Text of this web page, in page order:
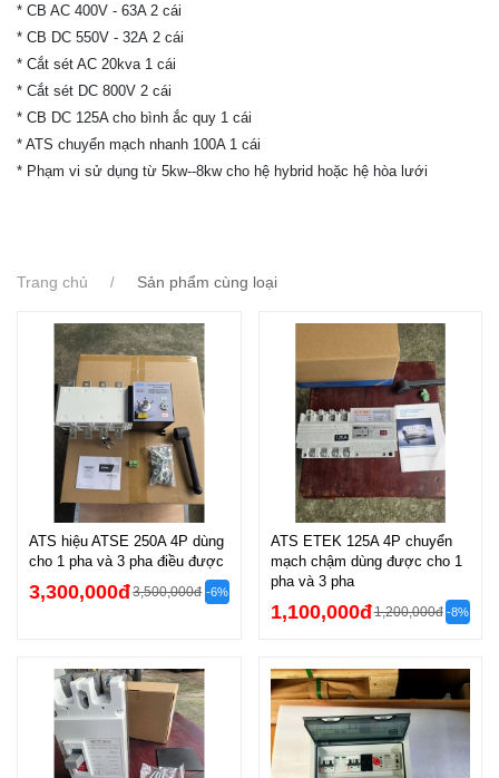
* CB AC 400V - 63A 2 cái
* CB DC 550V - 32A 2 cái
* Cắt sét AC 20kva 1 cái
* Cắt sét DC 800V 2 cái
* CB DC 125A cho bình ắc quy 1 cái
* ATS chuyển mạch nhanh 100A 1 cái
* Phạm vi sử dụng từ 5kw--8kw cho hệ hybrid hoặc hệ hòa lưới
Trang chủ Sản phẩm cùng loại
ATS hiệu ATSE 250A 4P dùng
cho 1 pha và 3 pha điều được
3,300,000đ3,500,000đ -6%
ATS ETEK 125A 4P chuyển
mạch chậm dùng được cho 1
pha và 3 pha
1,100,000đ1,200,000đ -8%